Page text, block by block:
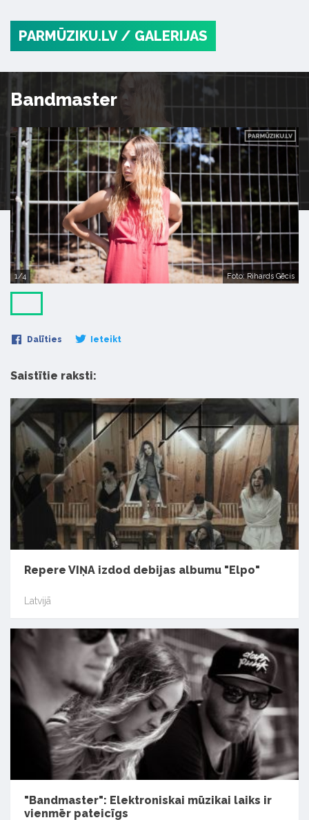
PARMŪZIKU.LV / GALERIJAS
Bandmaster
1/4 Foto: Rihards Gēcis
Dalīties Ieteikt
Saistītie raksti:
Repere VIŅA izdod debijas albumu "Elpo"
Latvijā
"Bandmaster": Elektroniskai mūzikai laiks ir
vienmēr pateicīgs